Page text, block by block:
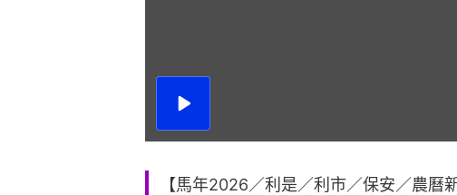
播
【馬年2026／利是／利市／保安／農